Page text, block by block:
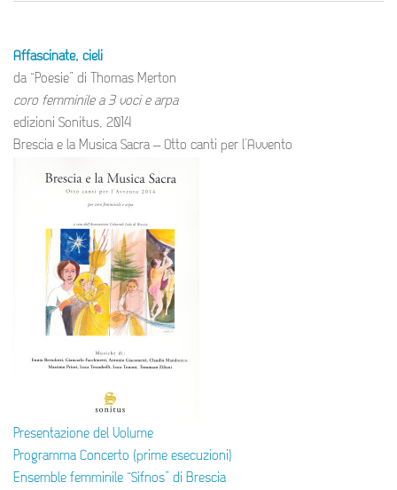
Affascinate, cieli
da “Poesie” di Thomas Merton
coro femminile a 3 voci e arpa
edizioni Sonitus, 2014
Brescia e la Musica Sacra – Otto canti per l’Avvento
Presentazione del Volume
Programma Concerto (prime esecuzioni)
Ensemble femminile “Sifnos” di Brescia